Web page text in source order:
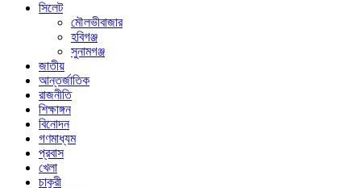
সিলেট
মৌলভীবাজার
হবিগঞ্জ
সুনামগঞ্জ
জাতীয়
আন্তর্জাতিক
রাজনীতি
শিক্ষাঙ্গন
বিনোদন
গণমাধ্যম
প্রবাস
খেলা
চাকুরী